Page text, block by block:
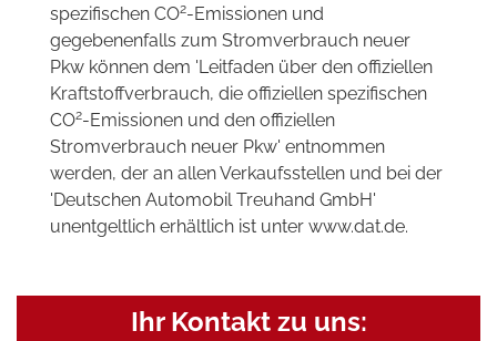
spezifischen CO2-Emissionen und
gegebenenfalls zum Stromverbrauch neuer
Pkw können dem 'Leitfaden über den offiziellen
Kraftstoffverbrauch, die offiziellen spezifischen
CO2-Emissionen und den offiziellen
Stromverbrauch neuer Pkw' entnommen
werden, der an allen Verkaufsstellen und bei der
'Deutschen Automobil Treuhand GmbH'
unentgeltlich erhältlich ist unter www.dat.de.
Ihr Kontakt zu uns: